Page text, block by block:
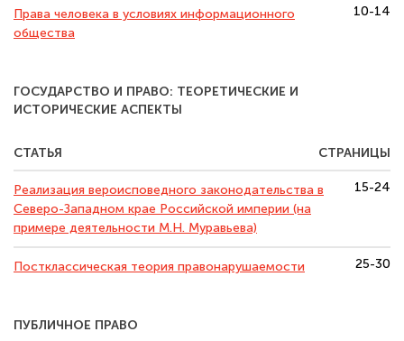
Права человека в условиях информационного
общества
10-14
ГОСУДАРСТВО И ПРАВО: ТЕОРЕТИЧЕСКИЕ И
ИСТОРИЧЕСКИЕ АСПЕКТЫ
СТАТЬЯ СТРАНИЦЫ
Реализация вероисповедного законодательства в
Северо-Западном крае Российской империи (на
примере деятельности М.Н. Муравьева)
15-24
Постклассическая теория правонарушаемости 25-30
ПУБЛИЧНОЕ ПРАВО